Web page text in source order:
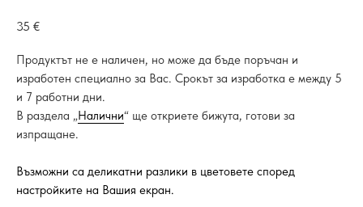
35 €
Продуктът не е наличен, но може да бъде поръчан и
изработен специално за Вас. Срокът за изработка е между 5
и 7 работни дни.
В раздела „Налични“ ще откриете бижута, готови за
изпращане.
Възможни са деликатни разлики в цветовете според
настройките на Вашия екран.